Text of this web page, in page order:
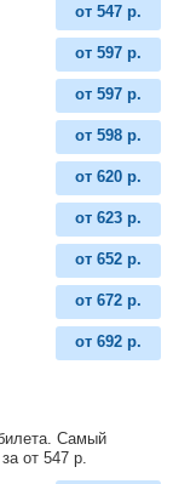
от 547 р.
от 597 р.
от 597 р.
от 598 р.
от 620 р.
от 623 р.
от 652 р.
от 672 р.
от 692 р.
Самый
от 547 р